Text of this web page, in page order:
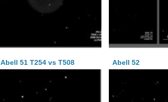
Abell 51 T254 vs T508 Abell 52